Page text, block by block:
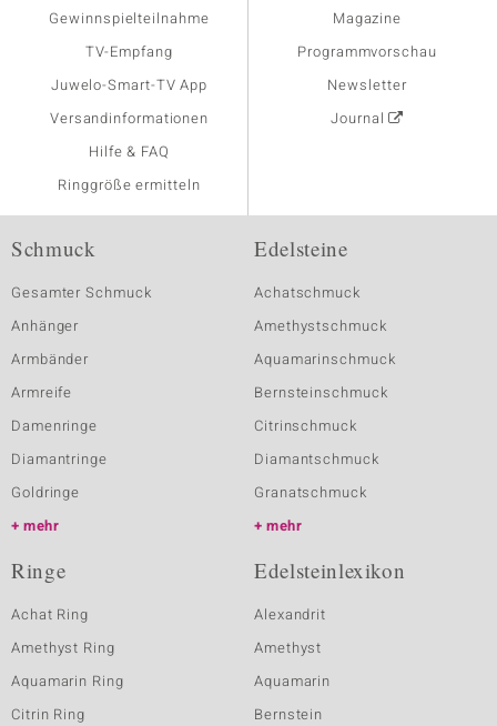
Gewinnspielteilnahme
TV-Empfang
Juwelo-Smart-TV App
Versandinformationen
Hilfe & FAQ
Ringgröße ermitteln
Magazine
Programmvorschau
Newsletter
Journal
Schmuck
Gesamter Schmuck
Anhänger
Armbänder
Armreife
Damenringe
Diamantringe
Goldringe
mehr
Edelsteine
Achatschmuck
Amethystschmuck
Aquamarinschmuck
Bernsteinschmuck
Citrinschmuck
Diamantschmuck
Granatschmuck
mehr
Ringe
Achat Ring
Amethyst Ring
Aquamarin Ring
Citrin Ring
Edelsteinlexikon
Alexandrit
Amethyst
Aquamarin
Bernstein